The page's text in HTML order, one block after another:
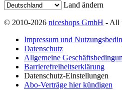
Land ändern
© 2010-2026 niceshops GmbH - All
Impressum und
Datenschutz
Allgemeine
Barrierefreiheitserklärung
Datenschutz-Einstellungen
Abo-Verträge hier kündigen